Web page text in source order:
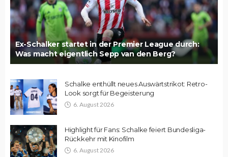
Ex-Schalker startet in der Premier League durch:
Was macht eigentlich Sepp van den Berg?
Schalke enthüllt neues Auswärtstrikot: Retro-
Look sorgt für Begeisterung
6. August 2026
Highlight für Fans: Schalke feiert Bundesliga-
Rückkehr mit Kinofilm
6. August 2026